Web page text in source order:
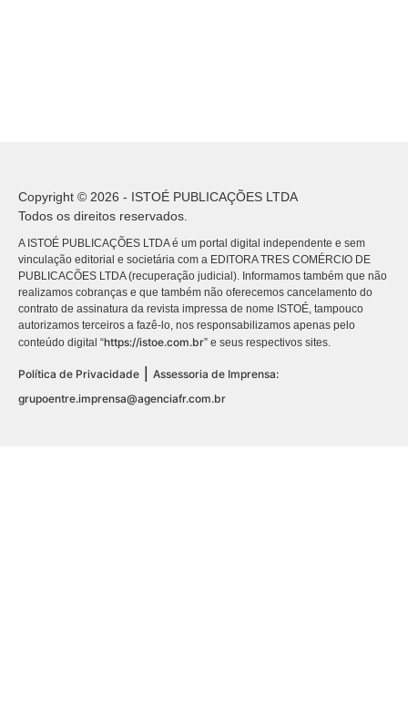
Copyright © 2026 - ISTOÉ PUBLICAÇÕES LTDA
Todos os direitos reservados.
A ISTOÉ PUBLICAÇÕES LTDA é um portal digital independente e sem
vinculação editorial e societária com a EDITORA TRES COMÉRCIO DE
PUBLICACÕES LTDA (recuperação judicial). Informamos também que não
realizamos cobranças e que também não oferecemos cancelamento do
contrato de assinatura da revista impressa de nome ISTOÉ, tampouco
autorizamos terceiros a fazê-lo, nos responsabilizamos apenas pelo
conteúdo digital “https://istoe.com.br” e seus respectivos sites.
Política de Privacidade
Assessoria de Imprensa:
grupoentre.imprensa@agenciafr.com.br